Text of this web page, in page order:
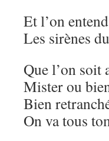
Et l’on
Les sirènes
Que l’on soit
Mister ou
Bien
On va tous